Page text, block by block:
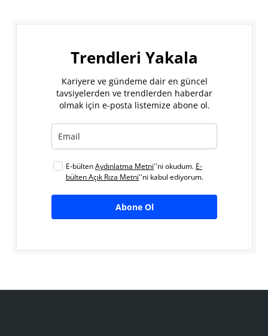
Trendleri Yakala
Kariyere ve gündeme dair en güncel
tavsiyelerden ve trendlerden haberdar
olmak için e-posta listemize abone ol.
E-bültenAydınlatma Metni''ni okudum. E-
bülten Açık Rıza Metni''ni kabul ediyorum.
Abone Ol